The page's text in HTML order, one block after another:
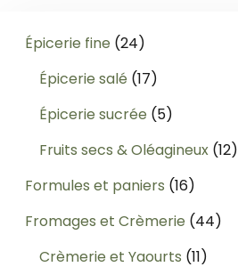
Épicerie fine 2424
produits
Épicerie salé 1717
produits
Épicerie sucrée 55
produits
Fruits secs & Oléagineux 1212
Formules et paniers 1616
produits
Fromages et Crèmerie 4444
Crèmerie et Yaourts 1111